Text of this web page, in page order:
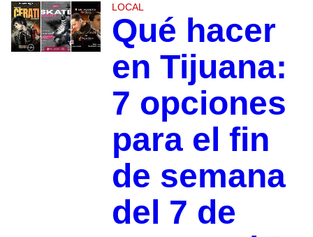
LOCAL
Qué hacer
en Tijuana:
7 opciones
para el fin
de semana
del 7 de